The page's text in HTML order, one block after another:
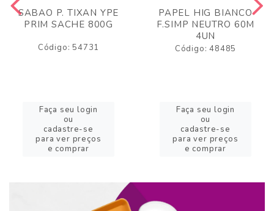
SABAO P. TIXAN YPE
PRIM SACHE 800G
Código: 54731
Faça seu login
ou
cadastre-se
para ver preços
e comprar
PAPEL HIG BIANCO
F.SIMP NEUTRO 60M
4UN
Código: 48485
Faça seu login
ou
cadastre-se
para ver preços
e comprar